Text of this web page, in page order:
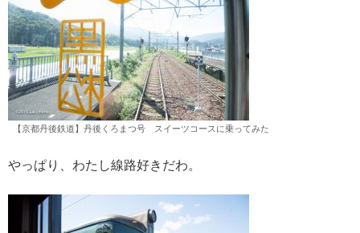
【京都丹後鉄道】丹後くろまつ号 スイーツコースに乗ってみた
やっぱり、わたし線路好きだわ。